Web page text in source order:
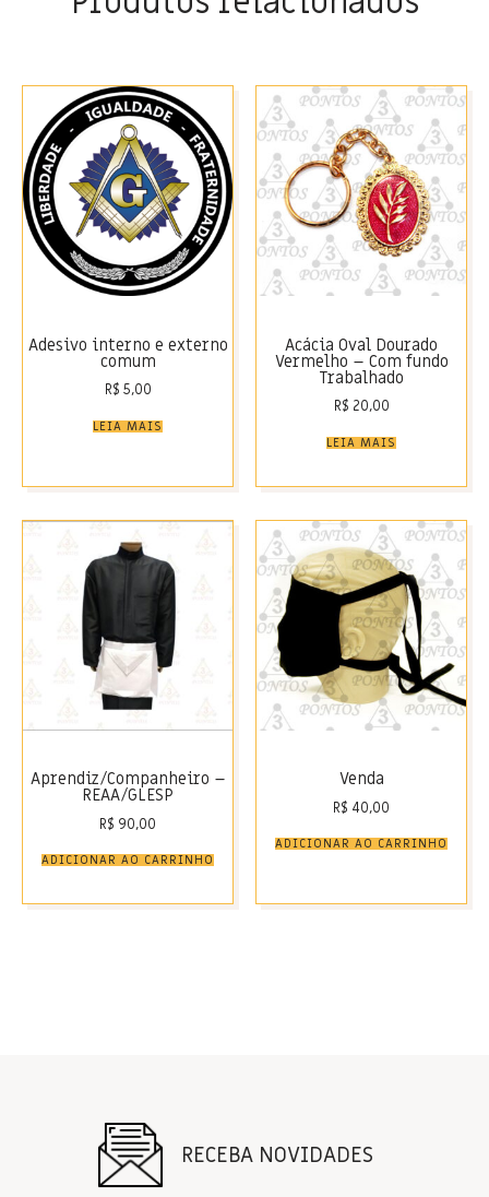
Adesivo interno e externo
comum
R$ 5,00
LEIA MAIS
Acácia Oval Dourado
Vermelho – Com fundo
Trabalhado
R$ 20,00
LEIA MAIS
Aprendiz/Companheiro –
REAA/GLESP
R$ 90,00
ADICIONAR AO CARRINHO
Venda
R$ 40,00
ADICIONAR AO CARRINHO
RECEBA NOVIDADES